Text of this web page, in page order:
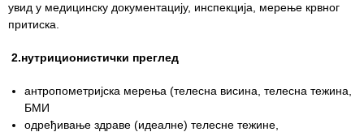
увид у медицинску документацију, инспекција, мерење крвног
притиска.
2.нутриционистички преглед
антропометријска мерења (телесна висина, телесна тежина,
БМИ
одређивање здраве (идеалне) телесне тежине,
здравствене
заштите
Служба за
консултативну